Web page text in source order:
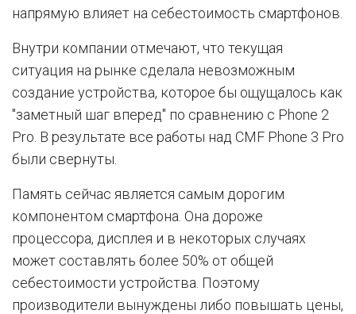
напрямую влияет на себестоимость смартфонов.
Внутри компании отмечают, что текущая
ситуация на рынке сделала невозможным
создание устройства, которое бы ощущалось как
"заметный шаг вперед" по сравнению с Phone 2
Pro. В результате все работы над CMF Phone 3 Pro
были свернуты.
Память сейчас является самым дорогим
компонентом смартфона. Она дороже
процессора, дисплея и в некоторых случаях
может составлять более 50% от общей
себестоимости устройства. Поэтому
производители вынуждены либо повышать цены,